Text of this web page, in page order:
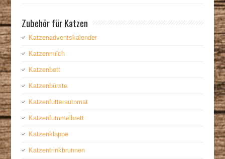
Zubehör für Katzen
Katzenadventskalender
Katzenmilch
Katzenbett
Katzenbürste
Katzenfutterautomat
Katzenfummelbrett
Katzenklappe
Katzentrinkbrunnen